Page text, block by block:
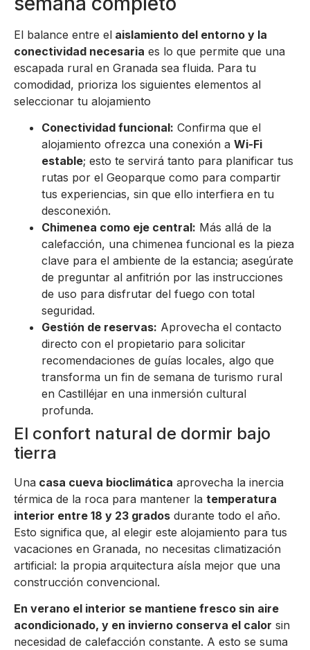
El balance entre el aislamiento del entorno y la
conectividad necesaria es lo que permite que una
escapada rural en Granada sea fluida. Para tu
comodidad, prioriza los siguientes elementos al
seleccionar tu alojamiento
Conectividad funcional: Confirma que el
alojamiento ofrezca una conexión a Wi-Fi
estable; esto te servirá tanto para planificar tus
rutas por el Geoparque como para compartir
tus experiencias, sin que ello interfiera en tu
desconexión.
Chimenea como eje central: Más allá de la
calefacción, una chimenea funcional es la pieza
clave para el ambiente de la estancia; asegúrate
de preguntar al anfitrión por las instrucciones
de uso para disfrutar del fuego con total
seguridad.
Gestión de reservas: Aprovecha el contacto
directo con el propietario para solicitar
recomendaciones de guías locales, algo que
transforma un fin de semana de turismo rural
en Castilléjar en una inmersión cultural
profunda.
El confort natural de dormir bajo
tierra
Una casa cueva bioclimática aprovecha la inercia
térmica de la roca para mantener la temperatura
interior entre 18 y 23 grados durante todo el año.
Esto significa que, al elegir este alojamiento para tus
vacaciones en Granada, no necesitas climatización
artificial: la propia arquitectura aísla mejor que una
construcción convencional.
En verano el interior se mantiene fresco sin aire
acondicionado, y en invierno conserva el calor sin
necesidad de calefacción constante. A esto se suma